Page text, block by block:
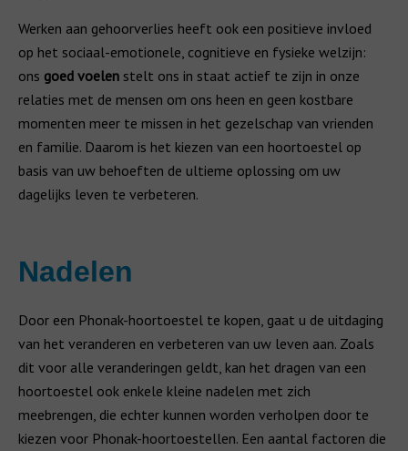
Werken aan gehoorverlies heeft ook een positieve invloed
op het sociaal-emotionele, cognitieve en fysieke welzijn:
ons goed voelen stelt ons in staat actief te zijn in onze
relaties met de mensen om ons heen en geen kostbare
momenten meer te missen in het gezelschap van vrienden
en familie. Daarom is het kiezen van een hoortoestel op
basis van uw behoeften de ultieme oplossing om uw
dagelijks leven te verbeteren.
Nadelen
Door een Phonak-hoortoestel te kopen, gaat u de uitdaging
van het veranderen en verbeteren van uw leven aan. Zoals
dit voor alle veranderingen geldt, kan het dragen van een
hoortoestel ook enkele kleine nadelen met zich
meebrengen, die echter kunnen worden verholpen door te
kiezen voor Phonak-hoortoestellen. Een aantal factoren die